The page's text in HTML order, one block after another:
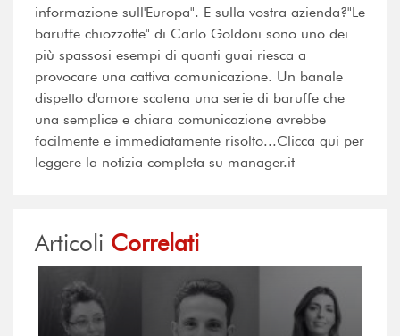
informazione sull'Europa". E sulla vostra azienda?"Le
baruffe chiozzotte" di Carlo Goldoni sono uno dei
più spassosi esempi di quanti guai riesca a
provocare una cattiva comunicazione. Un banale
dispetto d'amore scatena una serie di baruffe che
una semplice e chiara comunicazione avrebbe
facilmente e immediatamente risolto...Clicca qui per
leggere la notizia completa su manager.it
Articoli Correlati